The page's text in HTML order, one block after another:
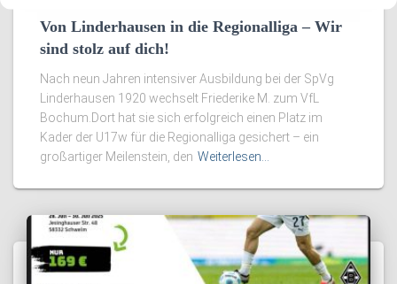
Von Linderhausen in die Regionalliga – Wir
sind stolz auf dich!
Nach neun Jahren intensiver Ausbildung bei der SpVg
Linderhausen 1920 wechselt Friederike M. zum VfL
Bochum.Dort hat sie sich erfolgreich einen Platz im
Kader der U17w für die Regionalliga gesichert – ein
großartiger Meilenstein, den Weiterlesen…